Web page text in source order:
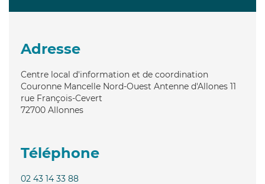
Adresse
Centre local d'information et de coordination
Couronne Mancelle Nord-Ouest Antenne d'Allones 11
rue François-Cevert
72700 Allonnes
Téléphone
02 43 14 33 88